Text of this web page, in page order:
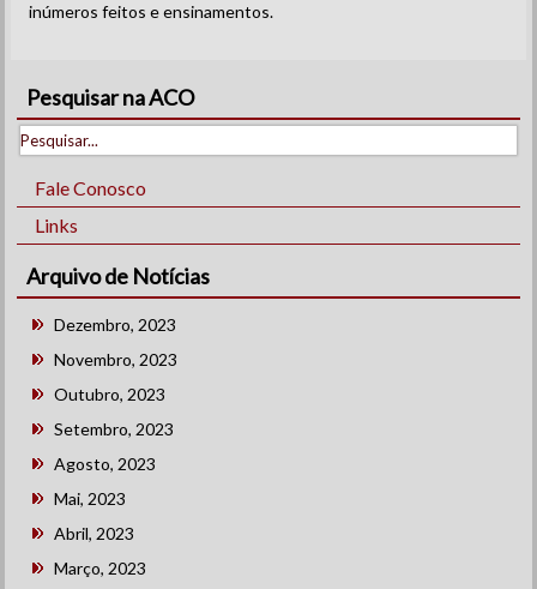
inúmeros feitos e ensinamentos.
Pesquisar na ACO
Fale Conosco
Links
Arquivo de Notícias
Dezembro, 2023
Novembro, 2023
Outubro, 2023
Setembro, 2023
Agosto, 2023
Mai, 2023
Abril, 2023
Março, 2023